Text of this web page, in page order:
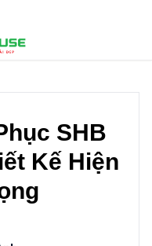
SHB
Kế Hiện